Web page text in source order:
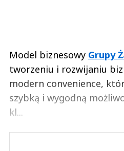
Model biznesowy Grupy
tworzeniu i rozwijaniu
modern convenience,
szybką i wygodną
kl...